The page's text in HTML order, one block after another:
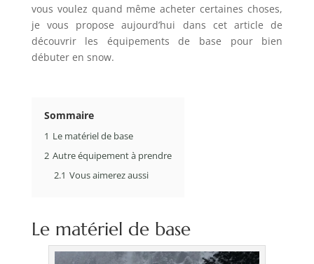
vous voulez quand même acheter certaines choses,
je vous propose aujourd’hui dans cet article de
découvrir les équipements de base pour bien
débuter en snow.
Sommaire
1 Le matériel de base
2 Autre équipement à prendre
2.1 Vous aimerez aussi
Le matériel de base